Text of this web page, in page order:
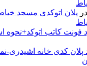
در پلان اتوکدی مسجد
فونت کاتب اتوکد+نحوه
پلان کدی خانه اشیدری-